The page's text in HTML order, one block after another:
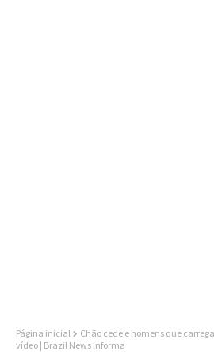
Página inicial
Chão cede e homens que
vídeo | Brazil News Informa